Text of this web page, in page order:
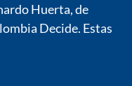
Huerta, de
Decide. Estas